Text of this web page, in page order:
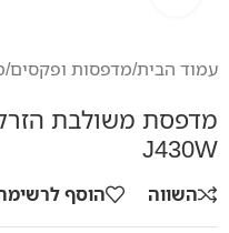
עמוד הבית/מדפסות ופקסים/
J430W
השווה הוסף